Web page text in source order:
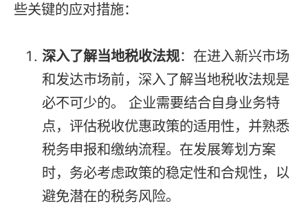
些关键的应对措施：
深入了解当地税收法规：在进入新兴市场
和发达市场前，深入了解当地税收法规是
必不可少的。 企业需要结合自身业务特
点，评估税收优惠政策的适用性，并熟悉
税务申报和缴纳流程。在发展筹划方案
时，务必考虑政策的稳定性和合规性，以
避免潜在的税务风险。